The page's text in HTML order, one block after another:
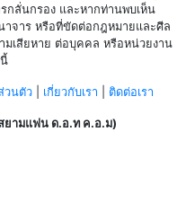
ลั่นกรอง และหากท่านพบเห็น
าจาร หรือที่ขัดต่อกฎหมายและศีล
มเสียหาย ต่อบุคคล หรือหน่วยงาน
วนตัว เกี่ยวกับเรา ติดต่อเรา
ยามแฟน ด.อ.ท ค.อ.ม)